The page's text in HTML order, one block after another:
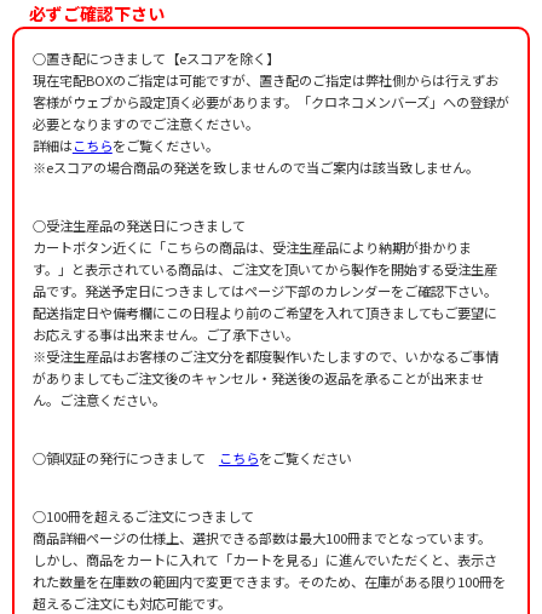
編曲者：源田俊一郎
作詞者：松本 隆
必ずご確認下さい
○置き配につきまして【eスコアを除く】
現在宅配BOXのご指定は可能ですが、置き配のご指定は弊社側からは行えずお
客様がウェブから設定頂く必要があります。「クロネコメンバーズ」への登録が
必要となりますのでご注意ください。
詳細はこちらをご覧ください。
※eスコアの場合商品の発送を致しませんので当ご案内は該当致しません。
○受注生産品の発送日につきまして
カートボタン近くに「こちらの商品は、受注生産品により納期が掛かりま
す。」と表示されている商品は、ご注文を頂いてから製作を開始する受注生産
品です。発送予定日につきましてはページ下部のカレンダーをご確認下さい。
配送指定日や備考欄にこの日程より前のご希望を入れて頂きましてもご要望に
お応えする事は出来ません。ご了承下さい。
※受注生産品はお客様のご注文分を都度製作いたしますので、いかなるご事情
がありましてもご注文後のキャンセル・発送後の返品を承ることが出来ませ
ん。ご注意ください。
○領収証の発行につきまして こちらをご覧ください
○100冊を超えるご注文につきまして
商品詳細ページの仕様上、選択できる部数は最大100冊までとなっています。
しかし、商品をカートに入れて「カートを見る」に進んでいただくと、表示さ
れた数量を在庫数の範囲内で変更できます。そのため、在庫がある限り100冊を
超えるご注文にも対応可能です。